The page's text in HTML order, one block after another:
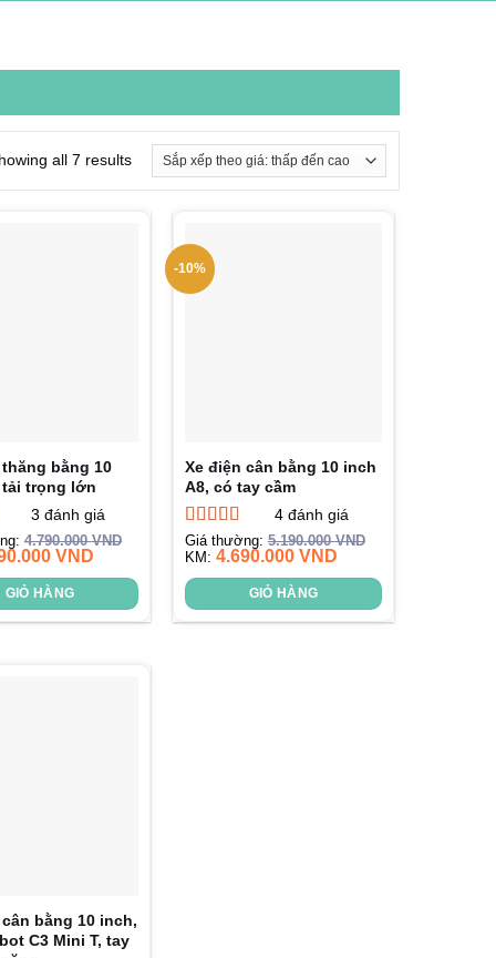
all 7 results
bằng 10
tải trọng lớn
3 đánh giá
4.790.000VND
VND
GIỎ HÀNG
-10%
Xe điện cân bằng 10 inch
A8, có tay cầm
Được xếp
hạng4.755
sao
4đánh giá
Giá thường:5.190.000VND
KM: 4.690.000 VND
GIỎ HÀNG
bằng 10 inch,
C3 Mini T, tay